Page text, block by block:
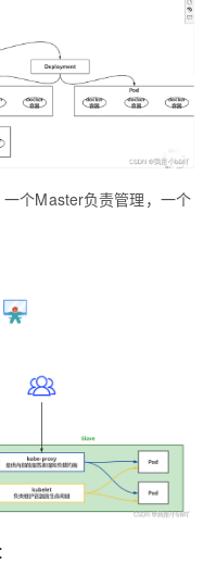
个Master负责管理，一个